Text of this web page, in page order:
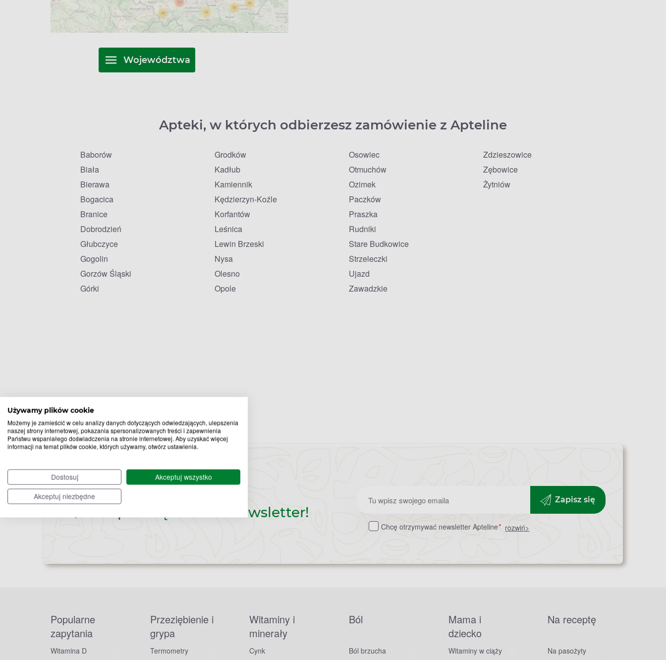
Używamy plików cookie
Możemy je zamieścić w celu analizy danych dotyczących odwiedzających, ulepszenia
naszej strony internetowej, pokazania spersonalizowanych treści i zapewnienia
Państwu wspaniałego doświadczenia na stronie internetowej. Aby uzyskać więcej
informacji na temat plików cookie, których używamy, otwórz ustawienia.
Dostosuj
Akceptuj wszystko
Akceptuj niezbędne
Województwa
Apteki, w których odbierzesz zamówienie z Apteline
Baborów
Biała
Bierawa
Bogacica
Branice
Dobrodzień
Głubczyce
Gogolin
Gorzów Śląski
Górki
Grodków
Kadłub
Kamiennik
Kędzierzyn-Koźle
Korfantów
Leśnica
Lewin Brzeski
Nysa
Olesno
Opole
Osowiec
Otmuchów
Ozimek
Paczków
Praszka
Rudniki
Stare Budkowice
Strzeleczki
Ujazd
Zawadzkie
Zdzieszowice
Zębowice
Żytniów
Bądź na bieżąco,
zapisz się na nasz newsletter!
Zapisz
do
Zapisz się
Chcę otrzymywać newsletter Apteline* rozwiń>
Popularne
zapytania
Witamina D
Przeziębienie i
grypa
Termometry
Witaminy i
minerały
Cynk
Ból
Ból brzucha
Mama i
dziecko
Witaminy w ciąży
Na receptę
Na pasożyty